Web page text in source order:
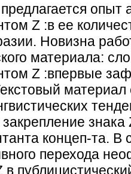
Z :в ее
Новизна
материала:
Z :впервые
концеп-та. В
перехода
в